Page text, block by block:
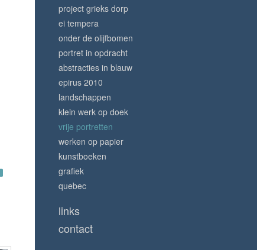
project grieks dorp
ei tempera
onder de olijfbomen
portret in opdracht
abstracties in blauw
epirus 2010
landschappen
klein werk op doek
vrije portretten
werken op papier
kunstboeken
grafiek
quebec
links
contact